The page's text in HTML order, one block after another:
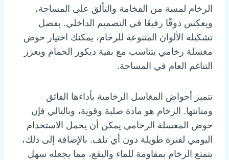
الرخام لمسة من الفخامة والتألق على المساحة،
ويعكس ذوقًا رفيعًا في التصميم الداخلي. بفضل
تشكيلة الألوان المتنوعة للرخام، يمكنك اختيار حوض
مغسلة رخامي يتناسب مع بقية ديكور الحمام ويعزز
التناغم العام في المساحة.
تتميز أحواض المغاسل الرخامية بأداءها الفائق
ومتانتها. الرخام هو مادة صلبة وقوية، وبالتالي فإن
حوض المغسلة الرخامي يمكن أن يحمل الاستخدام
اليومي لفترة طويلة دون أي تلف. بالإضافة إلى ذلك،
يتمتع الرخام بمقاومة للماء والبقع، مما يجعله سهل